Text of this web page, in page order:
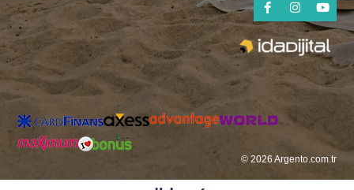
© 2026 Argento.com.tr